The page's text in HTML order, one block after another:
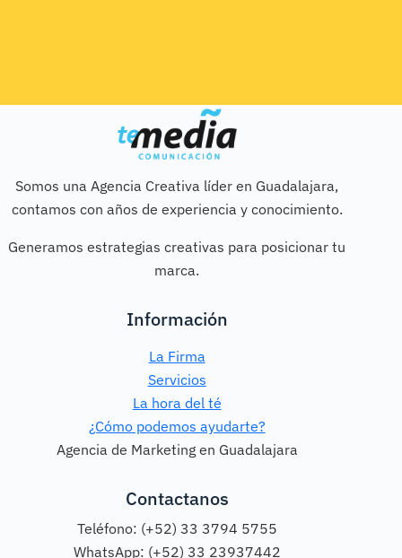
Somos una Agencia Creativa líder en Guadalajara,
contamos con años de experiencia y conocimiento.
Generamos estrategias creativas para posicionar tu
marca.
Información
La Firma
Servicios
La hora del té
¿Cómo podemos ayudarte?
Agencia de Marketing en Guadalajara
Contactanos
Teléfono: (+52) 33 3794 5755
WhatsApp: (+52) 33 23937442